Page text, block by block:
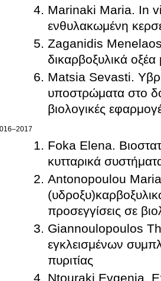
Marinaki Maria. In
ενθυλακωμένη
Zaganidis
δικαρβοξυλικά
Matsia Sevasti.
υποστρώματα στο
βιολογικές
Foka Elena.
κυτταρικά
Antonopoulou
προσεγγίσεις σε
Giannoulopoulos
εγκλεισμένων
πυριτίας
Ntouraki Evgenia.